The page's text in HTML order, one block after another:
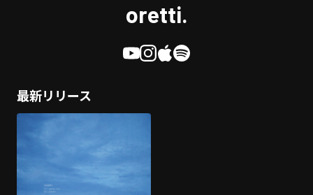
oretti.
最新リリース